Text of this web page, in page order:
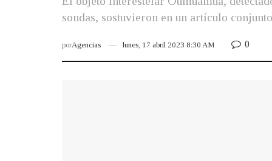
sondas, sostuvieron en un artículo
porAgencias lunes, 17 abril 2023 8:30 AM 0